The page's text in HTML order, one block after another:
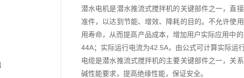
潜水电机是潜水推流式搅拌机的关键部件之一，直
准件，以达到节能、增效、降耗的目的。不允许使
用寿命，从而提高产品成本，增加用户实际应用中
44A；实际运行电流为42.5A，由公式可计算实际运
电缆是潜水推流式搅拌机的主要关键部件之一，关
碱性能要求，提高绝缘性能，保证安全。